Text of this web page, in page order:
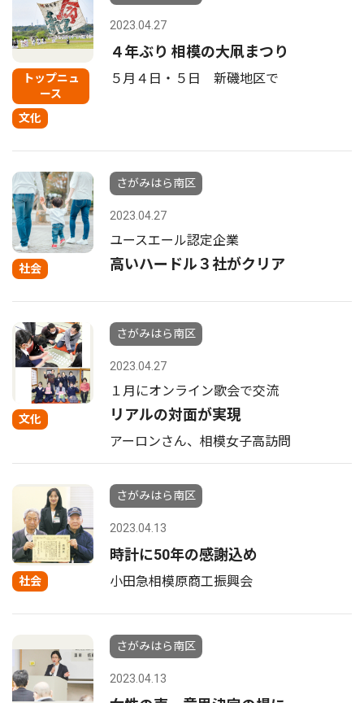
トップニュ
ース
文化
2023.04.27
４年ぶり 相模の大凧まつり
５月４日・５日 新磯地区で
社会
さがみはら南区
2023.04.27
ユースエール認定企業
高いハードル３社がクリア
文化
さがみはら南区
2023.04.27
１月にオンライン歌会で交流
リアルの対面が実現
アーロンさん、相模女子高訪問
社会
さがみはら南区
2023.04.13
時計に50年の感謝込め
小田急相模原商工振興会
さがみはら南区
2023.04.13